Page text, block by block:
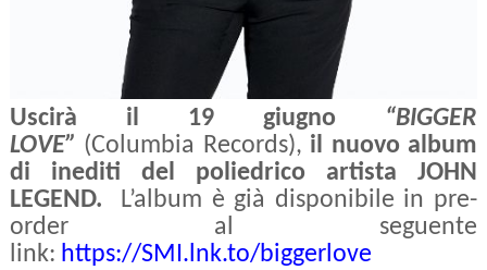
Uscirà il 19 giugno
“BIGGER
LOVE” (Columbia Records), il nuovo album
di inediti del poliedrico artista
JOHN
LEGEND.
L’album è già disponibile in pre-
order al seguente
link: https://SMI.lnk.to/biggerlove